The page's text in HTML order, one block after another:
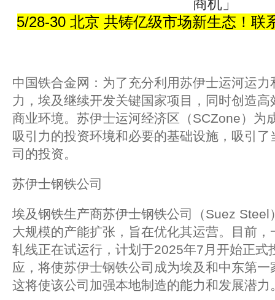
商机」
5/28-30 北京 共铸亿级市场新生态！联
中国铁合金网：为了充分利用苏伊士运河运
力，埃及继续开发关键国家项目，同时创造
商业环境。苏伊士运河经济区（SCZone）为
吸引力的投资环境和必要的基础设施，吸引
司的投资。
苏伊士钢铁公司
埃及钢铁生产商苏伊士钢铁公司（Suez Steel
大规模的产能扩张，旨在优化其运营。目前
轧线正在试运行，计划于2025年7月开始正式
应，将使苏伊士钢铁公司成为埃及和中东第
这将使该公司加强本地制造的能力和发展潜力